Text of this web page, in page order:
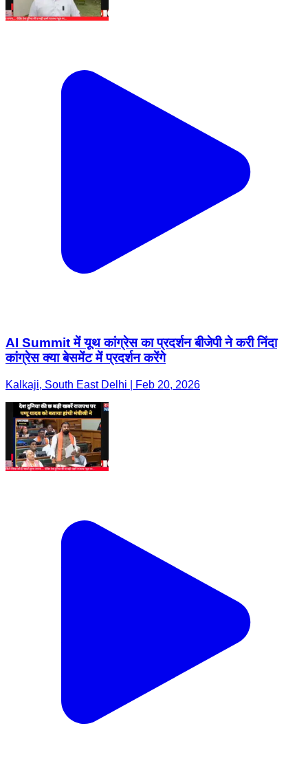
AI Summit में यूथ कांग्रेस का प्रदर्शन बीजेपी ने करी निंदा
कांग्रेस क्या बेसमेंट में प्रदर्शन करेंगे
Kalkaji, South East Delhi | Feb 20, 2026